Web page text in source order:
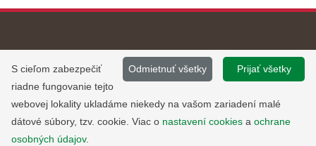
©2013 - 2026, Slovensko.sk
Informácie zverejnené na portáli
majú informatívny charakter.
Prevádzku stránky
www.slovensko.sk a správu jej
obsahu zabezpečuje
Prijať všetky
Odmietnuť všetky
S cieľom zabezpečiť
riadne fungovanie tejto
webovej lokality ukladáme niekedy na vašom zariadení malé
dátové súbory, tzv. cookie. Viac o nastavení cookies a ochrane
osobných údajov.